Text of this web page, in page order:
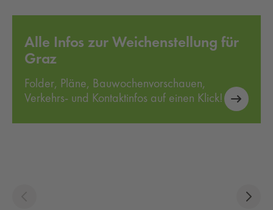
Alle Infos zur Weichenstellung für
Graz
Folder, Pläne, Bauwochenvorschauen,
Verkehrs- und Kontaktinfos auf einen Klick!